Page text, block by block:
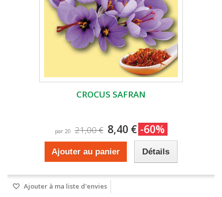
CROCUS SAFRAN
par 20 21,00 € 8,40 € -60%
Ajouter au panier Détails
Ajouter à ma liste d'envies